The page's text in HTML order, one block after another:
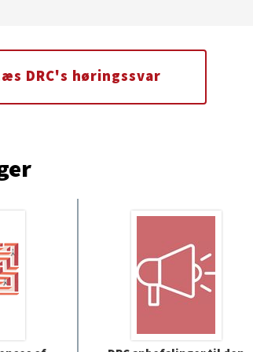
DRC's høringssvar